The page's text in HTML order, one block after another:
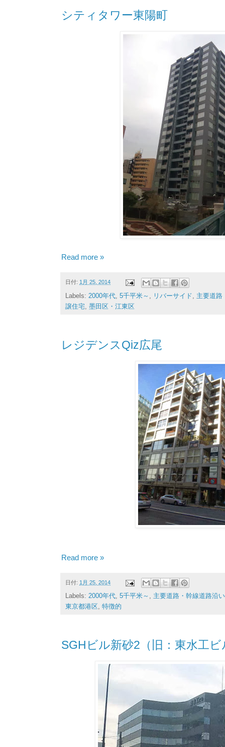
シティタワー東陽町
Read more »
日付: 1月 25, 2014
Labels: 2000年代 5千平米～ リバーサイド
主要道路
譲住宅 墨田区・江東区
レジデンスQiz広尾
Read more »
日付: 1月 25, 2014
Labels: 2000年代, 5千平米～ , 主要道路・幹線道路沿い
東京都港区, 特徴的
SGHビル新砂2（旧：東水工ビ